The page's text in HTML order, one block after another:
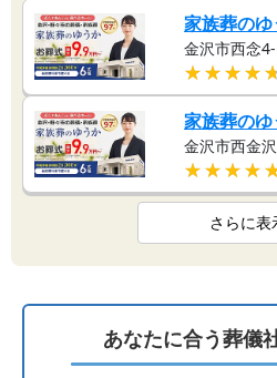
家族葬の
金沢市西念
家族葬の
金沢市西金
さらに表
あなたに合う葬儀